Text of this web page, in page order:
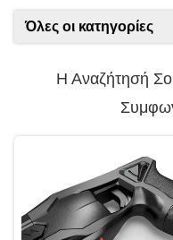
Όλες οι κατηγορίες
Η Αναζήτησή